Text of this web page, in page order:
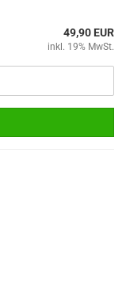
49,90 EUR
inkl. 19% MwSt.